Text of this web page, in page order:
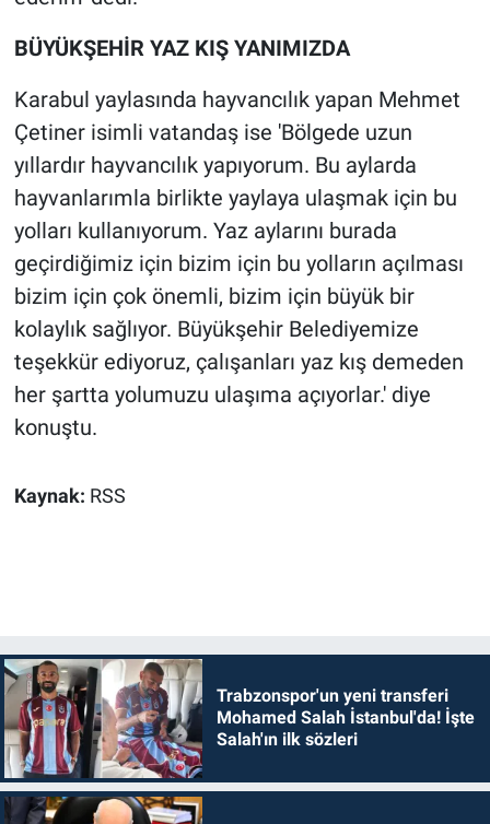
BÜYÜKŞEHİR YAZ KIŞ YANIMIZDA
Karabul yaylasında hayvancılık yapan Mehmet
Çetiner isimli vatandaş ise 'Bölgede uzun
yıllardır hayvancılık yapıyorum. Bu aylarda
hayvanlarımla birlikte yaylaya ulaşmak için bu
yolları kullanıyorum. Yaz aylarını burada
geçirdiğimiz için bizim için bu yolların açılması
bizim için çok önemli, bizim için büyük bir
kolaylık sağlıyor. Büyükşehir Belediyemize
teşekkür ediyoruz, çalışanları yaz kış demeden
her şartta yolumuzu ulaşıma açıyorlar.' diye
konuştu.
Kaynak: RSS
Trabzonspor'un yeni transferi
Mohamed Salah İstanbul'da! İşte
Salah'ın ilk sözleri